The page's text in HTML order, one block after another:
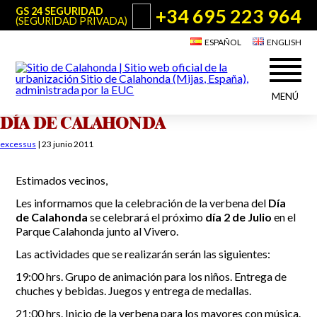
GS 24 SEGURIDAD
(SEGURIDAD PRIVADA)
+34 695 223 964
ESPAÑOL ENGLISH
MENÚ
Acerca de Sitio de Calahonda
Junta Directiva
Servicios de la EUC
Estatutos
Actas e Informes Anuales
Contactar
Actuaciones
Utilidades para Residentes y Visitantes
Plano de Calahonda
El reciclado de nuestros residuos
Información sobre podas
Noticias
Teléfonos de interés
NIF: G29178803. Todos los derechos reservados. Diseño y desarrollo:
DÍA DE CALAHONDA
excessus | 23 junio 2011
Estimados vecinos,
Les informamos que la celebración de la verbena del Día
de Calahonda se celebrará el próximo día 2 de Julio en el
Parque Calahonda junto al Vivero.
Las actividades que se realizarán serán las siguientes:
19:00 hrs. Grupo de animación para los niños. Entrega de
chuches y bebidas. Juegos y entrega de medallas.
21:00 hrs. Inicio de la verbena para los mayores con música.